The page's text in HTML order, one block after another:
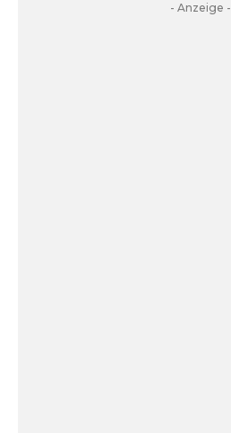
- Anzeige -